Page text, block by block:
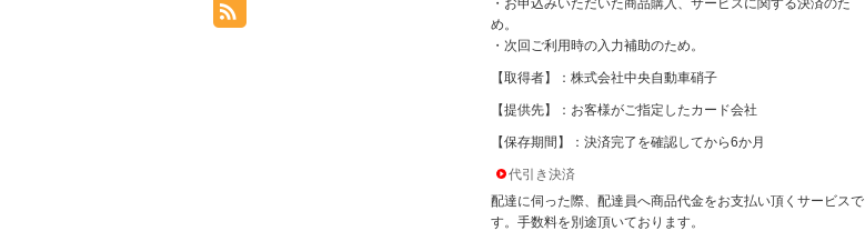
・お申込みいただいた商品購入、サービスに関する決済のた
め。
・次回ご利用時の入力補助のため。
【取得者】：株式会社中央自動車硝子
【提供先】：お客様がご指定したカード会社
【保存期間】：決済完了を確認してから6か月
代引き決済
配達に伺った際、配達員へ商品代金をお支払い頂くサービスで
す。手数料を別途頂いております。